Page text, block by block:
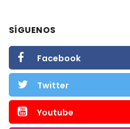
SÍGUENOS
Facebook
Twitter
Youtube